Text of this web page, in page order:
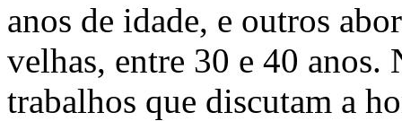
anos de idade, e outros
velhas, entre 30 e 40 anos.
trabalhos que discutam a